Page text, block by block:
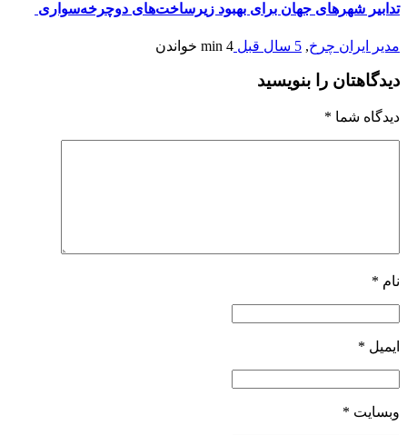
تدابیر شهرهای جهان برای بهبود زیرساخت‌های دوچرخه‌سواری
مدیر ایران چرخ, 5 سال قبل 4 min خواندن
دیدگاهتان را بنویسید
دیدگاه شما *
نام *
ایمیل *
وبسایت *